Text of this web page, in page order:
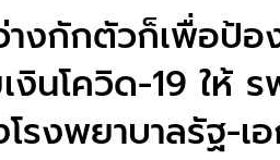
งกักตัวก็เพื่อป้
งินโควิด-19 ให้
รงพยาบาลรัฐ-เ